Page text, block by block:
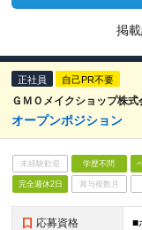
掲
正社員 自己PR不要
ＧＭＯメイクショップ株式
オープンポジション
未経験歓迎 学歴不問
完全週休2日 賞与複数月
応募資格